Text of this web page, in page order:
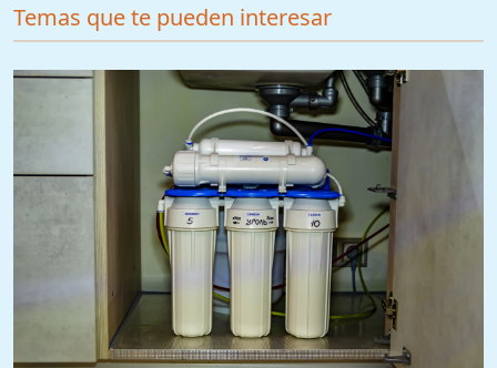
Temas que te pueden interesar